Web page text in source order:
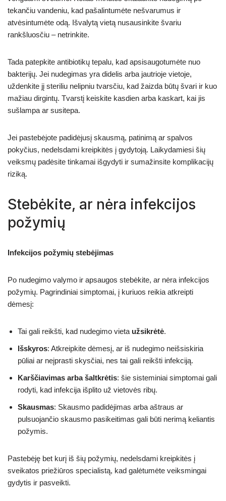
tekančiu vandeniu, kad pašalintumėte nešvarumus ir
atvėsintumėte odą. Išvalytą vietą nusausinkite švariu
rankšluosčiu – netrinkite.
Tada patepkite antibiotikų tepalu, kad apsisaugotumėte nuo
bakterijų. Jei nudegimas yra didelis arba jautrioje vietoje,
uždenkite jį steriliu nelipniu tvarsčiu, kad žaizda būtų švari ir kuo
mažiau dirgintų. Tvarstį keiskite kasdien arba kaskart, kai jis
sušlampa ar susitepa.
Jei pastebėjote padidėjusį skausmą, patinimą ar spalvos
pokyčius, nedelsdami kreipkitės į gydytoją. Laikydamiesi šių
veiksmų padėsite tinkamai išgydyti ir sumažinsite komplikacijų
riziką.
Stebėkite, ar nėra infekcijos
požymių
Infekcijos požymių stebėjimas
Po nudegimo valymo ir apsaugos stebėkite, ar nėra infekcijos
požymių. Pagrindiniai simptomai, į kuriuos reikia atkreipti
dėmesį:
Tai gali reikšti, kad nudegimo vieta užsikrėtė.
Išskyros: Atkreipkite dėmesį, ar iš nudegimo neišsiskiria
pūliai ar neįprasti skysčiai, nes tai gali reikšti infekciją.
Karščiavimas arba šaltkrėtis: šie sisteminiai simptomai gali
rodyti, kad infekcija išplito už vietovės ribų.
Skausmas: Skausmo padidėjimas arba aštraus ar
pulsuojančio skausmo pasikeitimas gali būti nerimą keliantis
požymis.
Pastebėję bet kurį iš šių požymių, nedelsdami kreipkitės į
sveikatos priežiūros specialistą, kad galėtumėte veiksmingai
gydytis ir pasveikti.